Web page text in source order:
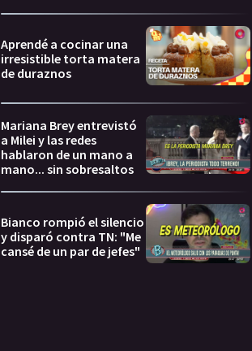
Aprendé a cocinar una
irresistible torta matera
de duraznos
Mariana Brey entrevistó
a Milei y las redes
hablaron de un mano a
mano... sin sobresaltos
Bianco rompió el silencio
y disparó contra TN: "Me
cansé de un par de jefes"